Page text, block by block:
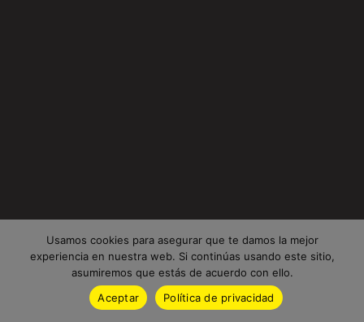
Usamos cookies para asegurar que te damos la mejor
experiencia en nuestra web. Si continúas usando este sitio,
asumiremos que estás de acuerdo con ello.
Aceptar
Política de privacidad